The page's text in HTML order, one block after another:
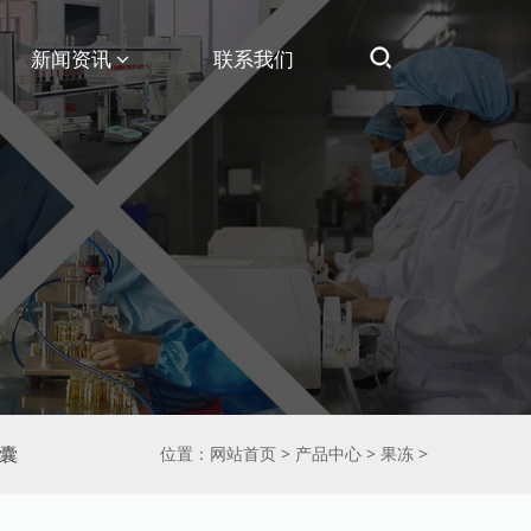
新闻资讯 联系我们
位置： 网站首页 > 产品中心 > 果冻 >